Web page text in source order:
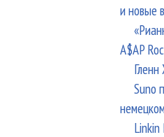
и новые
A$AP
Suno
Linkin